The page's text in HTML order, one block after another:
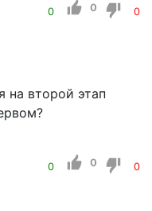
0 0 0
на второй этап
0 0 0